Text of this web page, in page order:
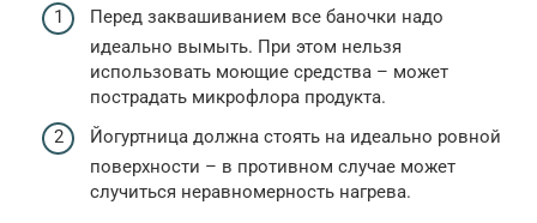
Перед заквашиванием все баночки надо
идеально вымыть. При этом нельзя
использовать моющие средства – может
пострадать микрофлора продукта.
Йогуртница должна стоять на идеально ровной
поверхности – в противном случае может
случиться неравномерность нагрева.